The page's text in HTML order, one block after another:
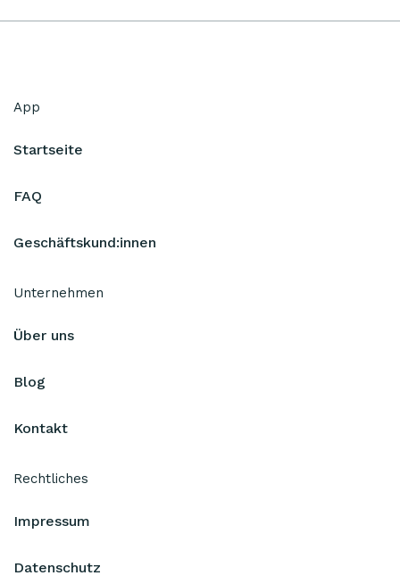
App
Startseite
FAQ
Geschäftskund:innen
Unternehmen
Über uns
Blog
Kontakt
Rechtliches
Impressum
Datenschutz